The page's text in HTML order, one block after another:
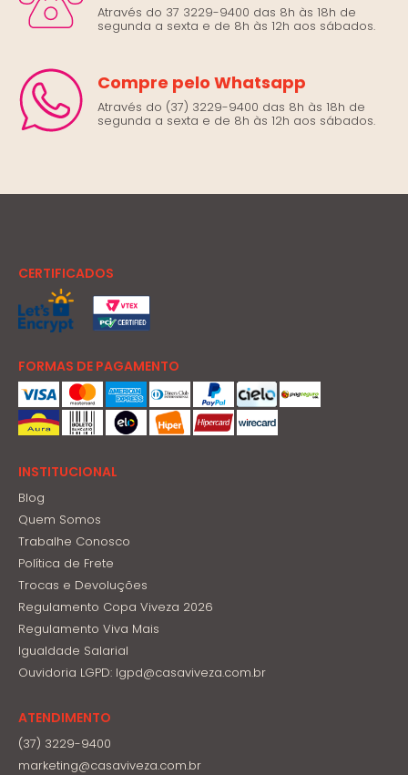
Através do 37 3229-9400 das 8h às 18h de
segunda a sexta e de 8h às 12h aos sábados.
Compre pelo Whatsapp
Através do (37) 3229-9400 das 8h às 18h de
segunda a sexta e de 8h às 12h aos sábados.
CERTIFICADOS
FORMAS DE PAGAMENTO
INSTITUCIONAL
Blog
Quem Somos
Trabalhe Conosco
Política de Frete
Trocas e Devoluções
Regulamento Copa Viveza 2026
Regulamento Viva Mais
Igualdade Salarial
Ouvidoria LGPD: lgpd@casaviveza.com.br
ATENDIMENTO
(37) 3229-9400
marketing@casaviveza.com.br